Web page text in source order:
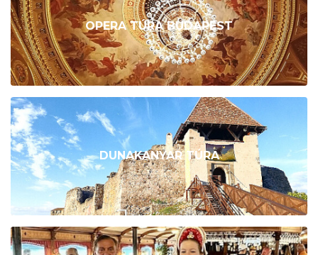
OPERA TÚRA BUDAPEST
DUNAKANYAR TÚRA